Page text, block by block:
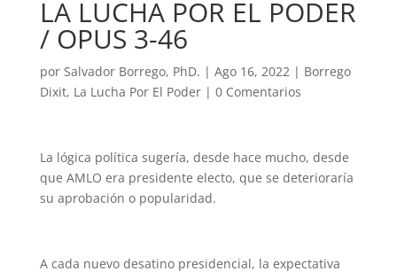
LA LUCHA POR EL PODER
/ OPUS 3-46
por Salvador Borrego, PhD. | Ago 16, 2022| Borrego
Dixit, La Lucha Por El Poder| 0 Comentarios
La lógica política sugería, desde hace mucho, desde
que AMLO era presidente electo, que se deterioraría
su aprobación o popularidad.
A cada nuevo desatino presidencial, la expectativa